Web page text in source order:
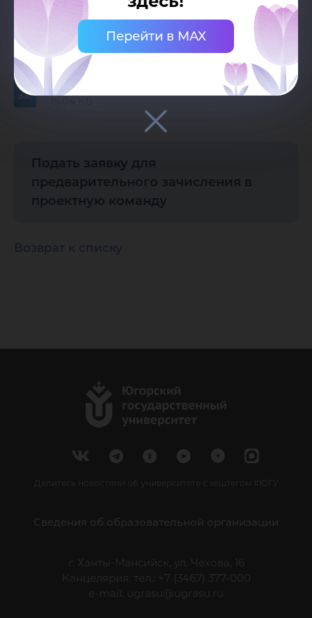
Перейти в MAX
Сфера проекта: Образование
Документы
Проектная заявка
Подать заявку для
предварительного зачисления в
проектную команду
Возврат к списку
Делитесь новостями об университете с хештегом #ЮГУ
Сведения об образовательной организации
г. Ханты-Мансийск, ул. Чехова, 16
Канцелярия: тел.: +7 (3467) 377-000
e-mail:
ugrasu@ugrasu.ru